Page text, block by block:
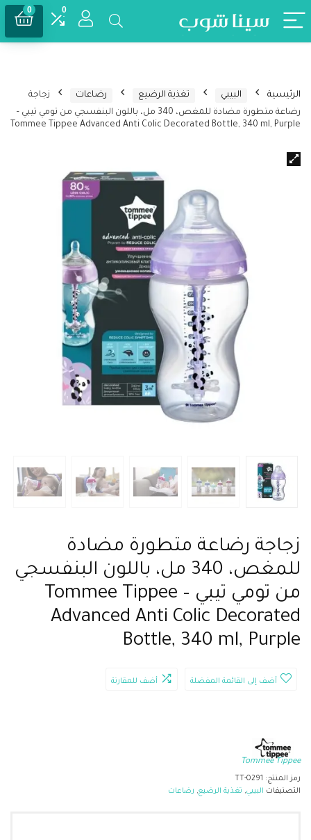
0
0
الرئيسية البيبي تغذية الرضيع رضاعات
زجاجة
رضاعة متطورة مضادة للمغص، 340 مل، باللون البنفسجي من تومي تيبي –
Tommee Tippee Advanced Anti Colic Decorated Bottle, 340 ml, Purple
زجاجة رضاعة متطورة مضادة
للمغص، 340 مل، باللون البنفسجي
من تومي تيبي – Tommee Tippee
Advanced Anti Colic Decorated
Bottle, 340 ml, Purple
أضف إلى القائمة المفضلة أضف للمقارنة
Tommee Tippee
رمز المنتج: TT-0291
التصنيفات البيبي, تغذية الرضيع, رضاعات